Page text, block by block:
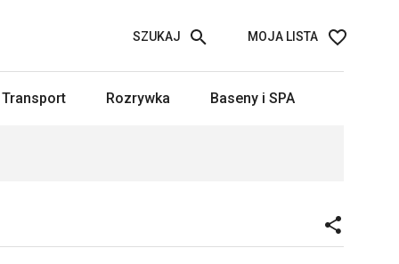
MOJA LISTA
SZUKAJ
Transport Rozrywka Baseny i SPA